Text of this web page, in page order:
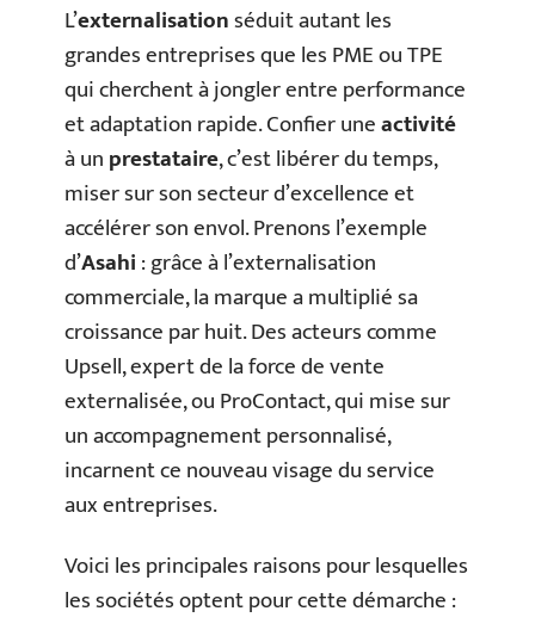
L’externalisationséduit autant les
grandes entreprises que les PME ou TPE
qui cherchent à jongler entre performance
et adaptation rapide. Confier uneactivité
à unprestataire, c’est libérer du temps,
miser sur son secteur d’excellence et
accélérer son envol. Prenons l’exemple
d’Asahi: grâce à l’externalisation
commerciale, la marque a multiplié sa
croissance par huit. Des acteurs comme
Upsell, expert de la force de vente
externalisée, ou ProContact, qui mise sur
un accompagnement personnalisé,
incarnent ce nouveau visage du service
aux entreprises.
Voici les principales raisons pour lesquelles
les sociétés optent pour cette démarche :